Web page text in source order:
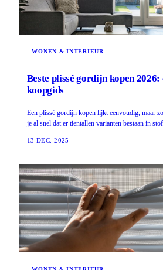
WONEN & INTERIEUR
Beste plissé gordijn kopen 2026:
koopgids
Een plissé gordijn kopen lijkt eenvoudig, maar
je al snel dat er tientallen varianten bestaan in
13 DEC. 2025